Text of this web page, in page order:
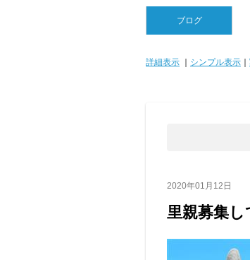
ブログ
詳細表示 シンプル表示
2020年01月12日
里親募集し